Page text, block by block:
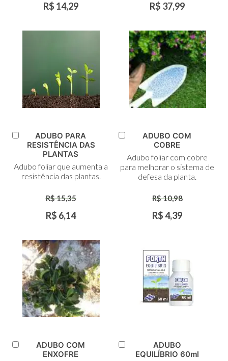
R$ 14,29 R$ 37,99
Adicionar
ADUBO PARA
RESISTÊNCIA DAS
PLANTAS
Adubo foliar que aumenta a
resistência das plantas.
R$ 15,35
R$ 6,14
Carrinho
ADUBO COM
COBRE
Adubo foliar com cobre
para melhorar o sistema de
defesa da planta.
R$ 10,98
R$ 4,39
Adicionar
ADUBO COM
ENXOFRE
Adicionar
ADUBO
EQUILÍBRIO 60ml